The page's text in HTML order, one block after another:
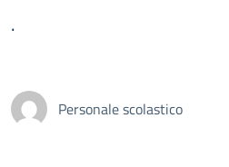
.
Personale scolastico